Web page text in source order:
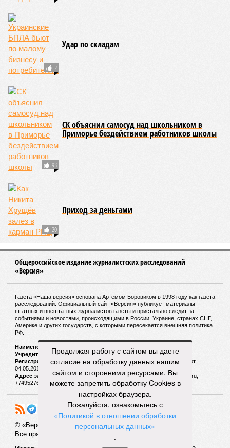
2
Удар по складам
93
СК объяснил самосуд над школьником в
Приморье бездействием работников школы
20
Приход за деньгами
Общероссийское издание журналистских расследований
«Версия»
Газета «Наша версия» основана Артёмом Боровиком в 1998 году как газета
расследований. Официальный сайт «Версия» публикует материалы
штатных и внештатных журналистов газеты и пристально следит за
событиями и новостями, происходящими в России, Украине, странах СНГ,
Америке и других государств, с которыми пересекается внешняя политика
РФ.
Наименование:
Учредитель:
ООО «Версия»,Главный редактор:Горевой Р. Г.
Регистрационный номер Роскомнадзора:ЭЛ № ФС 77 - 72681 от
04.05.2018 г.
Адрес электронной почты и телефон редакции:versia@versia.ru,
+74952760348
© «Версия»
Все права защищены
Продолжая работу с сайтом вы даете
согласие на обработку данных нашим
сайтом и сторонними ресурсами. Вы
можете запретить обработку Cookies в
настройках браузера.
Пожалуйста, ознакомьтесь с
«Политикой в отношении обработки
персональных данных»
.